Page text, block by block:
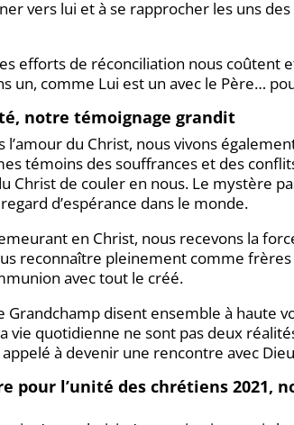
vers lui et à se rapprocher les uns
efforts de réconciliation nous coûtent
un, comme Lui est un avec le Père…
notre témoignage grandit
du Christ, nous vivons
témoins des souffrances et des
Christ de couler en nous. Le mystère
d’espérance dans le monde.
en Christ, nous recevons la
reconnaître pleinement comme
avec tout le créé.
Grandchamp disent ensemble à haute
vie quotidienne ne sont pas deux
à devenir une rencontre avec
pour l’unité des chrétiens 2021,